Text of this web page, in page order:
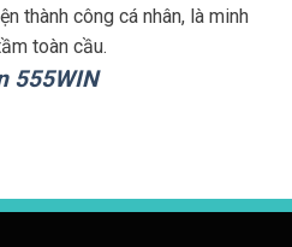
thành công cá nhân, là minh
toàn cầu.
555WIN